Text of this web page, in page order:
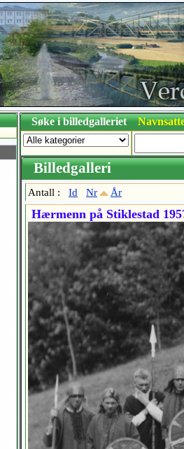
Søke i billedgalleriet
Billedgalleri
Antall : Id Nr År
Hærmenn på Stiklestad